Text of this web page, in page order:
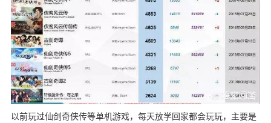
以前玩过仙剑奇侠传等单机游戏，每天放学回家都会玩玩，主要是